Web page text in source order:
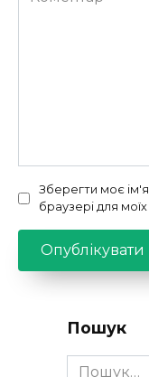
Зберегти моє
браузері для
Пошук
Search